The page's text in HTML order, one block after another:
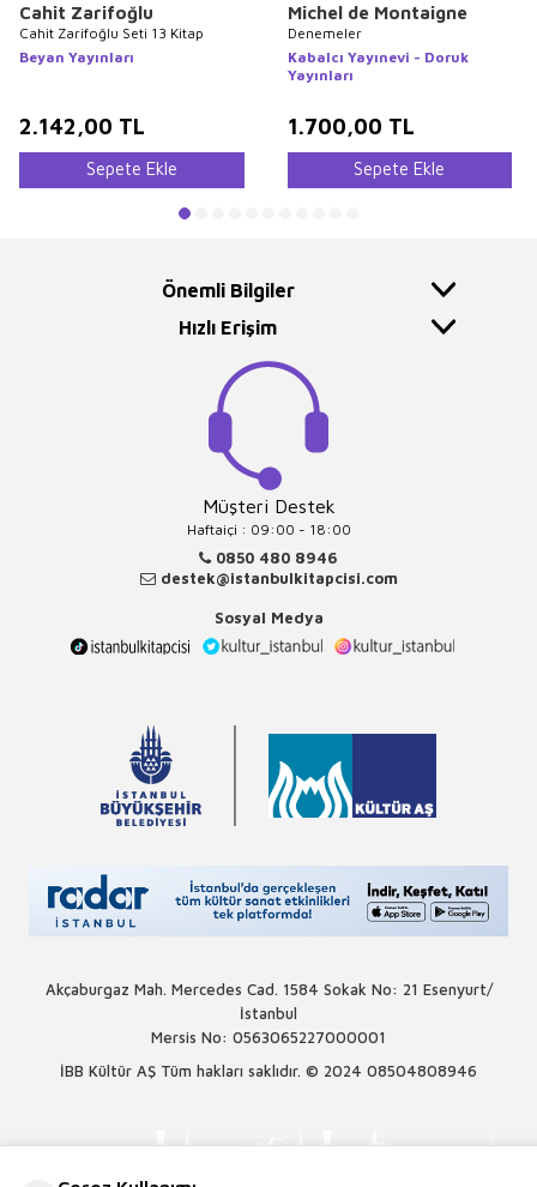
Cahit Zarifoğlu
Cahit Zarifoğlu Seti 13 Kitap
Beyan Yayınları
2.142,00 TL
Sepete Ekle
Michel de Montaigne
Denemeler
Kabalcı Yayınevi - Doruk
Yayınları
1.700,00 TL
Sepete Ekle
Önemli Bilgiler
Hızlı Erişim
Müşteri Destek
Haftaiçi : 09:00 - 18:00
0850 480 8946
destek@istanbulkitapcisi.com
Sosyal Medya
Akçaburgaz Mah. Mercedes Cad. 1584 Sokak No: 21 Esenyurt/
İstanbul
Mersis No: 0563065227000001
İBB Kültür AŞ Tüm hakları saklıdır. © 2024 08504808946